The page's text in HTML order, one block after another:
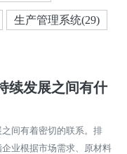
生产管理系统(29)
续发展之间有什
间有着密切的联系。排
业根据市场需求、原材料